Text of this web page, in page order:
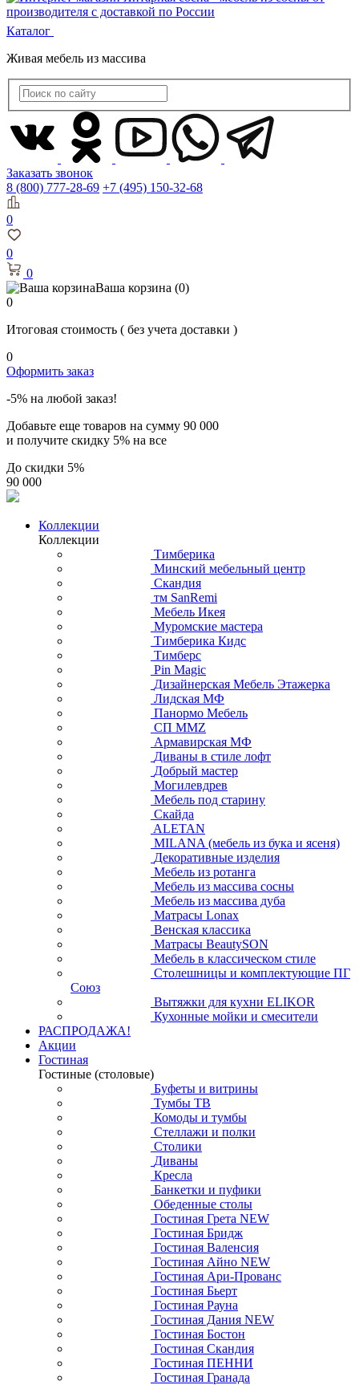
Каталог
Живая мебель из массива
Заказать звонок
8 (800) 777-28-69 +7 (495) 150-32-68
0
0
0
Ваша корзина (0)
0
Итоговая стоимость ( без учета доставки )
0
Оформить заказ
-5% на любой заказ!
Добавьте еще товаров на сумму 90 000
и получите скидку 5% на все
До скидки 5%
90 000
Коллекции
Коллекции
Тимберика
Минский мебельный центр
Скандия
тм SanRemi
Мебель Икея
Муромские мастера
Тимберика Кидс
Тимберс
Pin Magic
Дизайнерская Мебель Этажерка
Лидская МФ
Панормо Мебель
СП ММZ
Армавирская МФ
Диваны в стиле лофт
Добрый мастер
Могилевдрев
Мебель под старину
Скайда
ALETAN
MILANA (мебель из бука и ясеня)
Декоративные изделия
Мебель из ротанга
Мебель из массива сосны
Мебель из массива дуба
Матрасы Lonax
Венская классика
Матрасы BeautySON
Мебель в классическом стиле
Столешницы и комплектующие ПГ
Союз
Вытяжки для кухни ELIKOR
Кухонные мойки и смесители
РАСПРОДАЖА!
Акции
Гостиная
Гостиные (столовые)
Буфеты и витрины
Тумбы ТВ
Комоды и тумбы
Стеллажи и полки
Столики
Диваны
Кресла
Банкетки и пуфики
Обеденные столы
Гостиная Грета NEW
Гостиная Бридж
Гостиная Валенсия
Гостиная Айно NEW
Гостиная Ари-Прованс
Гостиная Бьерт
Гостиная Рауна
Гостиная Дания NEW
Гостиная Бостон
Гостиная Скандия
Гостиная ПЕННИ
Гостиная Гранада